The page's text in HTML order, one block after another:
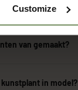
Customize
kunstplant?
van gemaakt?
in model?